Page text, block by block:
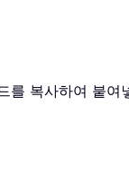
복사하여 붙